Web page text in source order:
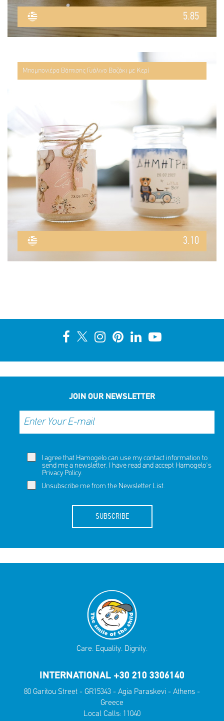
5.85
Μπομπονιέρα Βάπτισης Γυάλινο Βαζάκι με Κερί
3.10
JOIN OUR NEWSLETTER
I agree that Hamogelo can use my contact information to
send me a newsletter. I have read and accept Hamogelo's
Privacy Policy.
Unsubscribe me from the Newsletter List.
SUBSCRIBE
Care. Equality. Dignity.
INTERNATIONAL +30 210 3306140
80 Garitou Street - GR15343 - Agia Paraskevi - Athens -
Greece
Local Calls: 11040